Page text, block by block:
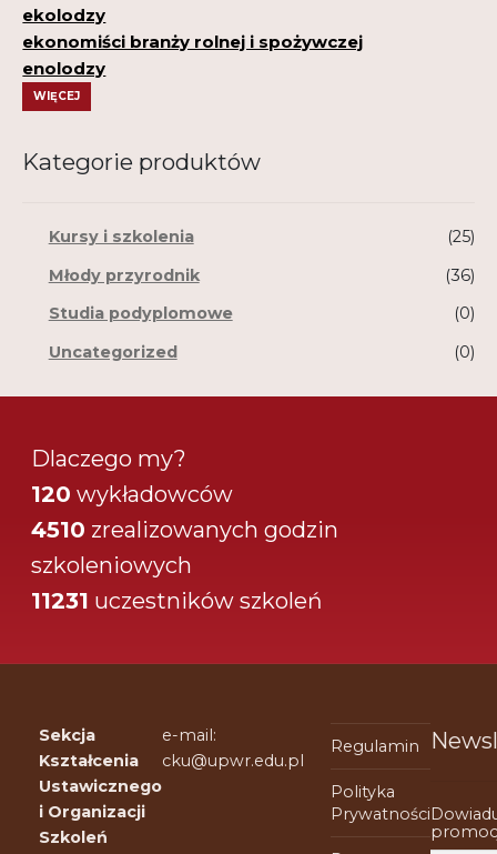
ekolodzy
ekonomiści branży rolnej i spożywczej
enolodzy
WIĘCEJ
Kategorie produktów
Kursy i szkolenia
(25)
Młody przyrodnik
(36)
Studia podyplomowe
(0)
Uncategorized
(0)
Dlaczego my?
120 wykładowców
4510 zrealizowanych godzin
szkoleniowych
11231 uczestników szkoleń
Sekcja
Kształcenia
Ustawicznego
i Organizacji
Szkoleń
e-mail:
cku@upwr.edu.pl
Regulamin
Polityka
Prywatności